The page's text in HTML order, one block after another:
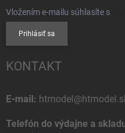
Vložením e-mailu súhlasíte s
Prihlásiť sa
KONTAKT
E-mail:
Telefón do výdajne a